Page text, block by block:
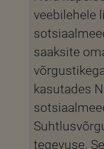
veebilehele
saaksite
kasutades
tegevuse.